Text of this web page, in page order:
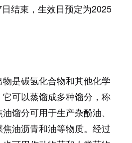
结束，生效日预定为2025
是碳氢化合物和其他化学
可以蒸馏成多种馏分，称
馏分可用于生产杂酚油、
油沥青和油等物质。经过